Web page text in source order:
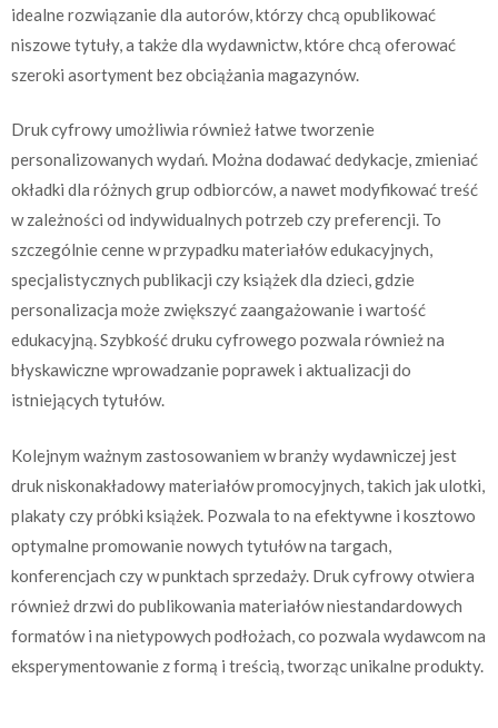
idealne rozwiązanie dla autorów, którzy chcą opublikować
niszowe tytuły, a także dla wydawnictw, które chcą oferować
szeroki asortyment bez obciążania magazynów.
Druk cyfrowy umożliwia również łatwe tworzenie
personalizowanych wydań. Można dodawać dedykacje, zmieniać
okładki dla różnych grup odbiorców, a nawet modyfikować treść
w zależności od indywidualnych potrzeb czy preferencji. To
szczególnie cenne w przypadku materiałów edukacyjnych,
specjalistycznych publikacji czy książek dla dzieci, gdzie
personalizacja może zwiększyć zaangażowanie i wartość
edukacyjną. Szybkość druku cyfrowego pozwala również na
błyskawiczne wprowadzanie poprawek i aktualizacji do
istniejących tytułów.
Kolejnym ważnym zastosowaniem w branży wydawniczej jest
druk niskonakładowy materiałów promocyjnych, takich jak ulotki,
plakaty czy próbki książek. Pozwala to na efektywne i kosztowo
optymalne promowanie nowych tytułów na targach,
konferencjach czy w punktach sprzedaży. Druk cyfrowy otwiera
również drzwi do publikowania materiałów niestandardowych
formatów i na nietypowych podłożach, co pozwala wydawcom na
eksperymentowanie z formą i treścią, tworząc unikalne produkty.